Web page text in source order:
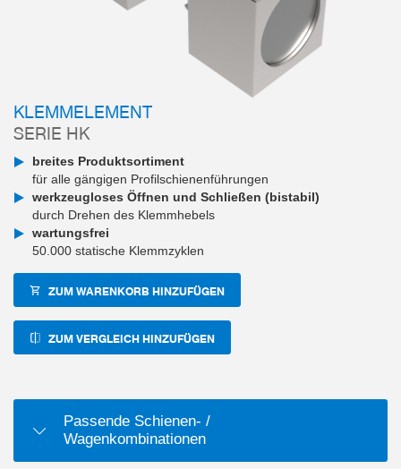
KLEMMELEMENT
SERIE HK
breites Produktsortiment
für alle gängigen Profilschienenführungen
werkzeugloses Öffnen und Schließen (bistabil)
durch Drehen des Klemmhebels
wartungsfrei
50.000 statische Klemmzyklen
ZUM WARENKORB HINZUFÜGEN
ZUM VERGLEICH HINZUFÜGEN
Passende Schienen- /
Wagenkombinationen